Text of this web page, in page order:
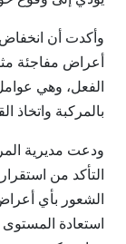
وأكدت أن
أعراض مفاجئة
الفعل، وهي
بالمركبة واتخاذ
ودعت مديرية
التأكد من
الشعور بأي
استعادة